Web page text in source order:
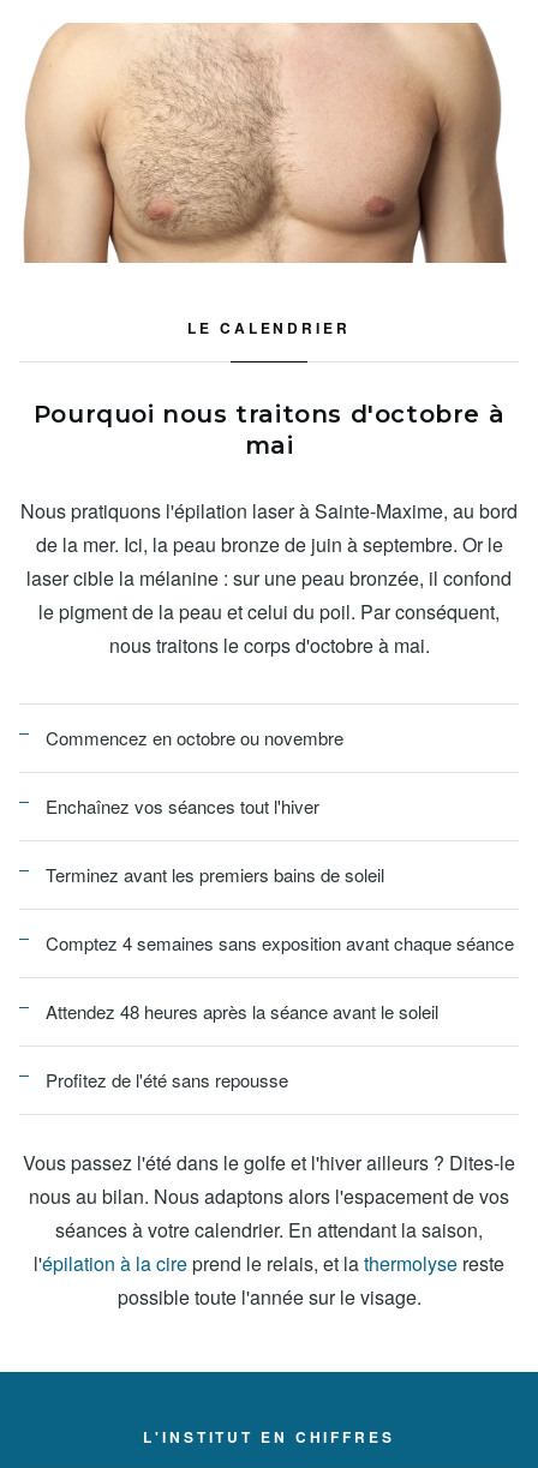
LE CALENDRIER
Pourquoi nous traitons d'octobre à
mai
Nous pratiquons l'épilation laser à Sainte-Maxime, au bord
de la mer. Ici, la peau bronze de juin à septembre. Or le
laser cible la mélanine : sur une peau bronzée, il confond
le pigment de la peau et celui du poil. Par conséquent,
nous traitons le corps d'octobre à mai.
Commencez en octobre ou novembre
Enchaînez vos séances tout l'hiver
Terminez avant les premiers bains de soleil
Comptez 4 semaines sans exposition avant chaque séance
Attendez 48 heures après la séance avant le soleil
Profitez de l'été sans repousse
Vous passez l'été dans le golfe et l'hiver ailleurs ? Dites-le
nous au bilan. Nous adaptons alors l'espacement de vos
séances à votre calendrier. En attendant la saison,
l'épilation à la cireprend le relais, et lathermolyse reste
possible toute l'année sur le visage.
L'INSTITUT EN CHIFFRES